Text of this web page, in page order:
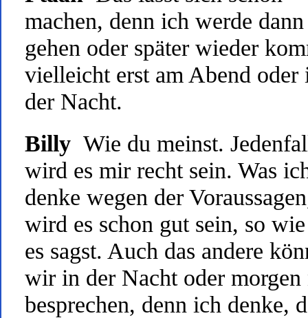
machen, denn ich werde dann
gehen oder später wieder
vielleicht erst am Abend oder
der Nacht.
Billy Wie du meinst.
wird es mir recht sein. Was
denke wegen der
wird es schon gut sein, so
es sagst. Auch das andere
wir in der Nacht oder morgen
besprechen, denn ich denke,